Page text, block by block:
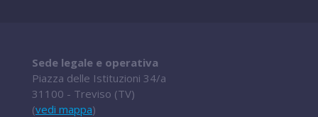
Sede legale e operativa
Piazza delle Istituzioni 34/a
31100 - Treviso (TV)
(vedi mappa)